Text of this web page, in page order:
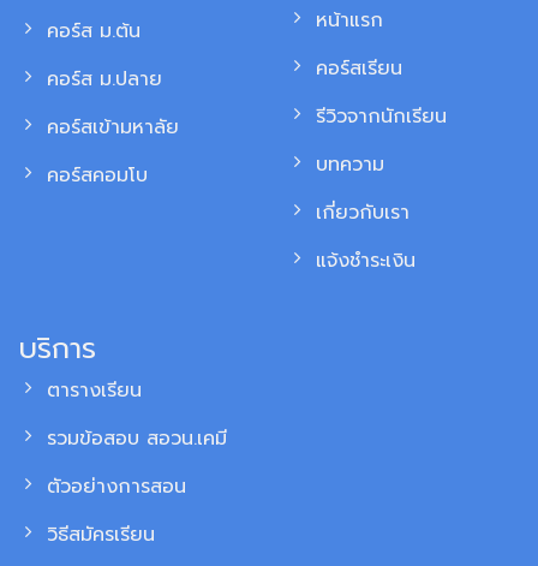
คอร์ส ม.ต้น
คอร์ส ม.ปลาย
คอร์สเข้ามหาลัย
คอร์สคอมโบ
หน้าแรก
คอร์สเรียน
รีวิวจากนักเรียน
บทความ
เกี่ยวกับเรา
แจ้งชำระเงิน
บริการ
ตารางเรียน
รวมข้อสอบ สอวน.เคมี
ตัวอย่างการสอน
วิธีสมัครเรียน